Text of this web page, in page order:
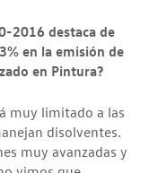
2016 destaca de
en la emisión de
en Pintura?
muy limitado a las
disolventes.
muy avanzadas y